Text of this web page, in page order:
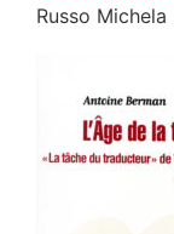
Russo Michela